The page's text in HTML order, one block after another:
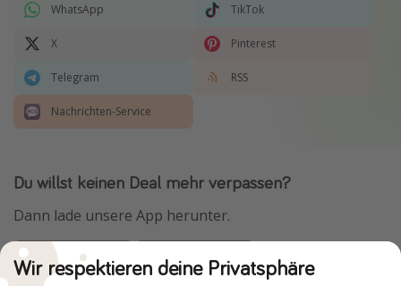
WhatsApp TikTok
X Pinterest
Telegram RSS
Nachrichten-Service
Du willst keinen Deal mehr verpassen?
Dann lade unsere App herunter.
Wir respektieren deine Privatsphäre